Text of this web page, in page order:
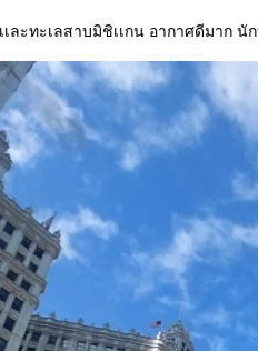
ะทะเลสาบมิชิเเกน อากาศดีมาก นั